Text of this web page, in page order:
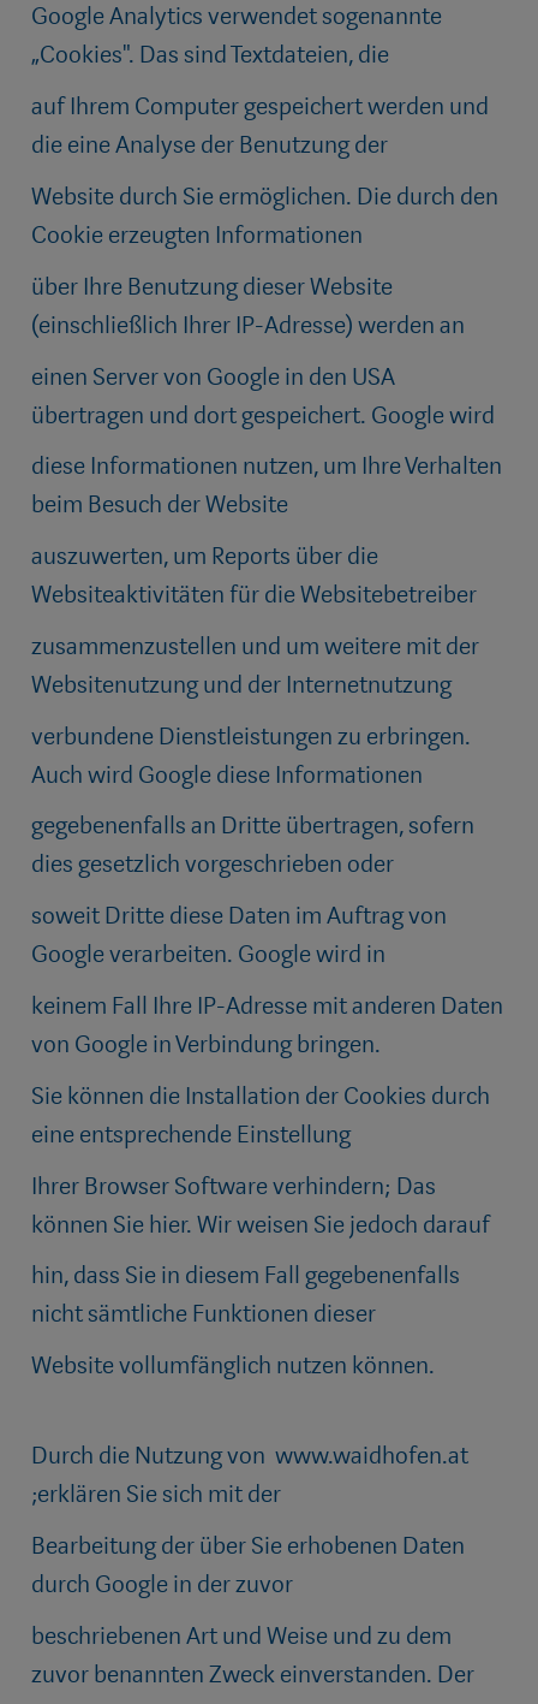
Google Analytics verwendet sogenannte
„Cookies". Das sind Textdateien, die
auf Ihrem Computer gespeichert werden und
die eine Analyse der Benutzung der
Website durch Sie ermöglichen. Die durch den
Cookie erzeugten Informationen
über Ihre Benutzung dieser Website
(einschließlich Ihrer IP-Adresse) werden an
einen Server von Google in den USA
übertragen und dort gespeichert. Google wird
diese Informationen nutzen, um Ihre Verhalten
beim Besuch der Website
auszuwerten, um Reports über die
Websiteaktivitäten für die Websitebetreiber
zusammenzustellen und um weitere mit der
Websitenutzung und der Internetnutzung
verbundene Dienstleistungen zu erbringen.
Auch wird Google diese Informationen
gegebenenfalls an Dritte übertragen, sofern
dies gesetzlich vorgeschrieben oder
soweit Dritte diese Daten im Auftrag von
Google verarbeiten. Google wird in
keinem Fall Ihre IP-Adresse mit anderen Daten
von Google in Verbindung bringen.
Sie können die Installation der Cookies durch
eine entsprechende Einstellung
Ihrer Browser Software verhindern; Das
können Sie hier. Wir weisen Sie jedoch darauf
hin, dass Sie in diesem Fall gegebenenfalls
nicht sämtliche Funktionen dieser
Website vollumfänglich nutzen können.
Durch die Nutzung vonwww.waidhofen.at
;erklären Sie sich mit der
Bearbeitung der über Sie erhobenen Daten
durch Google in der zuvor
beschriebenen Art und Weise und zu dem
zuvor benannten Zweck einverstanden. Der